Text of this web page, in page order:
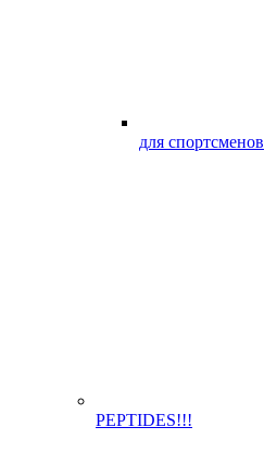
для спортсменов
PEPTIDES!!!